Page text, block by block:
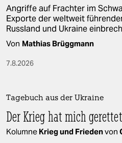
Angriffe auf Frachter im
Exporte der weltweit
Russland und Ukraine
Von Mathias Brüggmann
7.8.2026
Tagebuch aus der Ukraine
Der Krieg hat mich
Kolumne Krieg und Friedenvon